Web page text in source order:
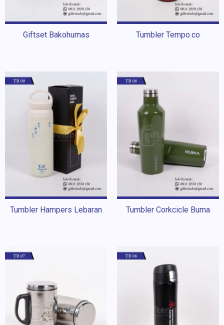
Giftset Bakohumas Tumbler Tempo.co
Tumbler Hampers Lebaran Tumbler Corkcicle Buma